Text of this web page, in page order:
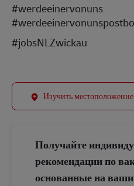
#werdeeinervonuns
#jobsNLZwickau
Изучить местоположение
Получайте
рекомендации по
основанные на